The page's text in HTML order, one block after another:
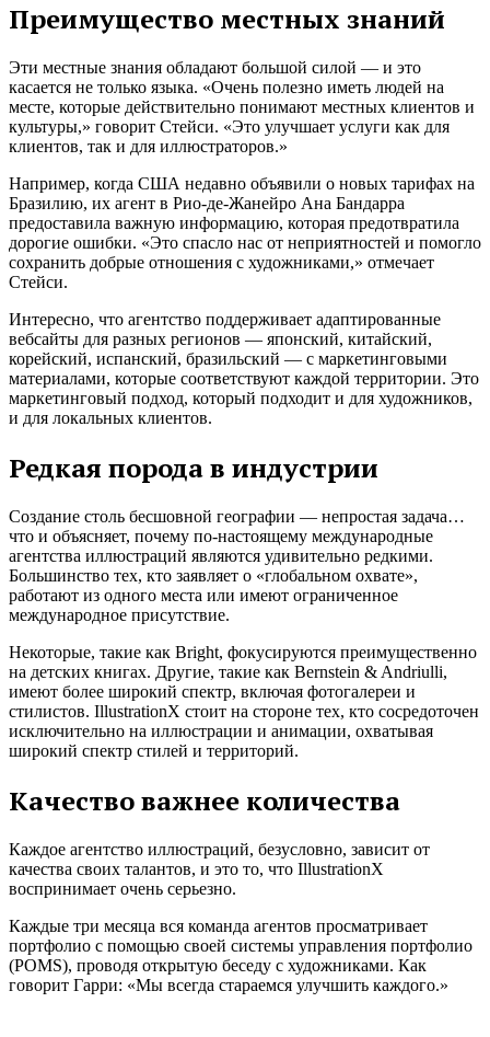
Преимущество местных знаний
Эти местные знания обладают большой силой — и это
касается не только языка. «Очень полезно иметь людей на
месте, которые действительно понимают местных клиентов и
культуры,» говорит Стейси. «Это улучшает услуги как для
клиентов, так и для иллюстраторов.»
Например, когда США недавно объявили о новых тарифах на
Бразилию, их агент в Рио-де-Жанейро Ана Бандарра
предоставила важную информацию, которая предотвратила
дорогие ошибки. «Это спасло нас от неприятностей и помогло
сохранить добрые отношения с художниками,» отмечает
Стейси.
Интересно, что агентство поддерживает адаптированные
вебсайты для разных регионов — японский, китайский,
корейский, испанский, бразильский — с маркетинговыми
материалами, которые соответствуют каждой территории. Это
маркетинговый подход, который подходит и для художников,
и для локальных клиентов.
Редкая порода в индустрии
Создание столь бесшовной географии — непростая задача…
что и объясняет, почему по-настоящему международные
агентства иллюстраций являются удивительно редкими.
Большинство тех, кто заявляет о «глобальном охвате»,
работают из одного места или имеют ограниченное
международное присутствие.
Некоторые, такие как Bright, фокусируются преимущественно
на детских книгах. Другие, такие как Bernstein & Andriulli,
имеют более широкий спектр, включая фотогалереи и
стилистов. IllustrationX стоит на стороне тех, кто сосредоточен
исключительно на иллюстрации и анимации, охватывая
широкий спектр стилей и территорий.
Качество важнее количества
Каждое агентство иллюстраций, безусловно, зависит от
качества своих талантов, и это то, что IllustrationX
воспринимает очень серьезно.
Каждые три месяца вся команда агентов просматривает
портфолио с помощью своей системы управления портфолио
(POMS), проводя открытую беседу с художниками. Как
говорит Гарри: «Мы всегда стараемся улучшить каждого.»